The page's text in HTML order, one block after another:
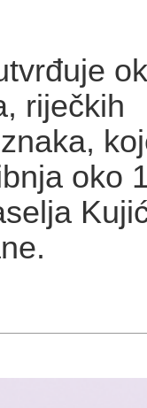
riječkih
oko